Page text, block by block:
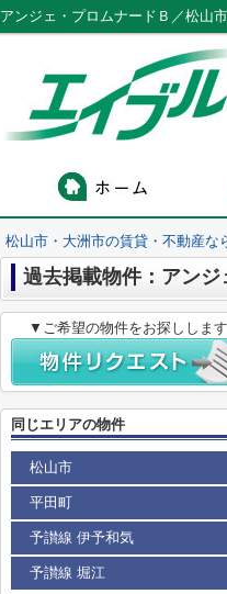
アンジェ・プロムナードＢ／松山
松山市・大洲市の賃貸・不動産な
過去掲載物件：アンジ
▼ご希望の物件をお探しします
同じエリアの物件
松山市
平田町
予讃線 伊予和気
予讃線 堀江